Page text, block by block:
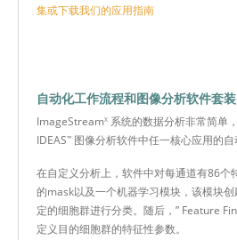
集或下载我们的应用指南
自动化工作流程和图像分析软件套装
ImageStreamX 系统的数据分析非常简单
IDEAS™ 图像分析软件中任一核心应用的自
在自定义分析上，软件中对每通道有86个
的mask以及一个机器学习模块，该模块
定的细胞群进行分类。随后，” Feature
定义目的细胞群的特征性参数。